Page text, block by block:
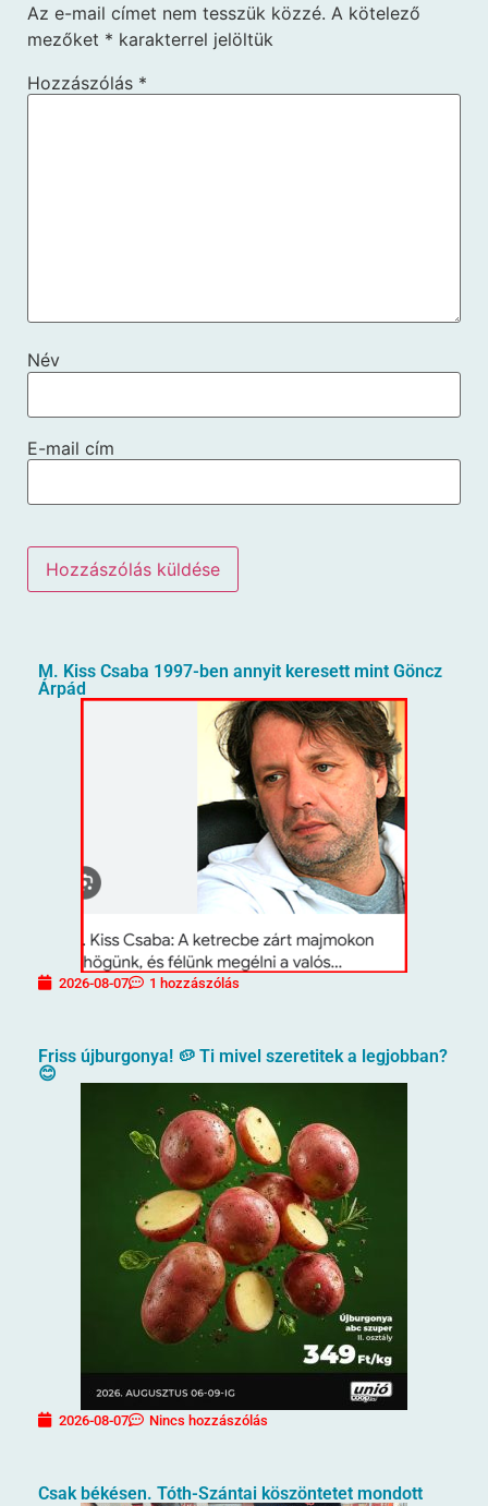
Az e-mail címet nem tesszük közzé. A kötelező
mezőket * karakterrel jelöltük
Hozzászólás *
Név
E-mail cím
M. Kiss Csaba 1997-ben annyit keresett mint Göncz
Árpád
2026-08-07 1 hozzászólás
Friss újburgonya! 🥔 Ti mivel szeretitek a legjobban?
😊
2026-08-07 Nincs hozzászólás
Csak békésen. Tóth-Szántai köszöntetet mondott